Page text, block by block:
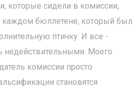
которые сидели в комиссии,
каждом бюллетене, который был
птичку. И все -
недействительными. Моего
комиссии просто
становятся